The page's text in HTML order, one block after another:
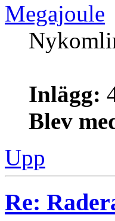
Megajoule
Inlägg:
Blev
Upp
Re: